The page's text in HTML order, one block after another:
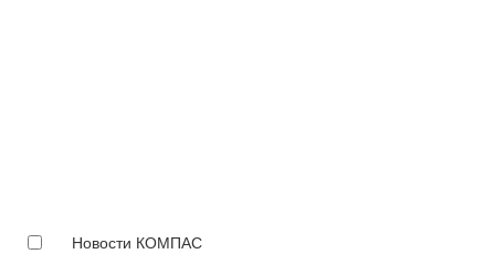
Новости КОМПАС